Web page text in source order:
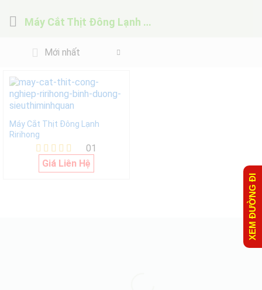
Máy Cắt Thịt Đông Lạnh Ririhong
Mới nhất
Máy Cắt Thịt Đông Lạnh
Ririhong
Được xếp
hạng
01
Giá Liên Hệ
XEM ĐƯỜNG ĐI